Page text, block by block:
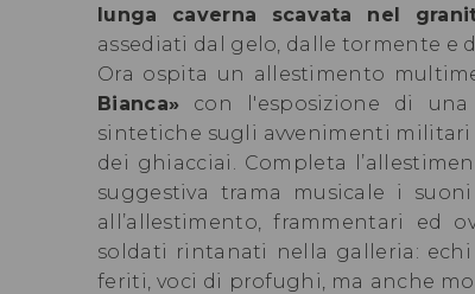
lunga caverna scavata nel
assediati dal gelo, dalle tormente e
Ora ospita un allestimento
Bianca» con l'esposizione di
sintetiche sugli avvenimenti
dei ghiacciai. Completa
suggestiva trama musicale i
all’allestimento, frammentari ed
soldati rintanati nella galleria:
feriti, voci di profughi, ma anche